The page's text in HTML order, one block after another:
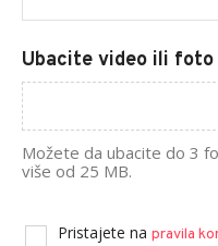
Ubacite video ili foto
Možete da ubacite do 3
više od 25 MB.
Pristajete na pravila